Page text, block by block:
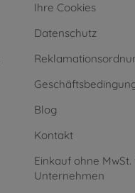
Ihre Cookies
Datenschutz
Blog
Kontakt
Einkauf ohne MwSt.
Unternehmen